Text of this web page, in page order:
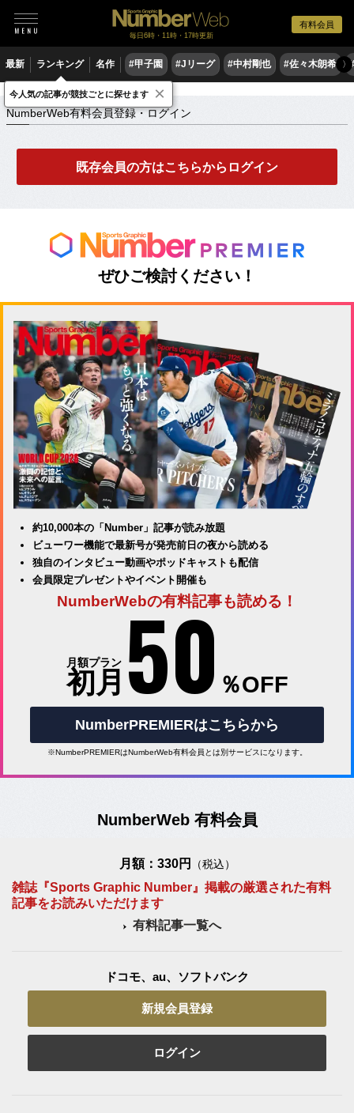
有料会員
毎日6時・11時・17時更新
最新 ランキング 名作 #甲子園 #Jリーグ #中村剛也 #佐々木朗希 〉
NumberWeb有料会員登録・ログイン
NumberWeb有料会員登録・ログイン
既存会員の方はこちらからログイン
ぜひご検討ください！
約10,000本の「Number」記事が読み放題
ビューワー機能で最新号が発売前日の夜から読める
独自のインタビュー動画やポッドキャストも配信
会員限定プレゼントやイベント開催も
NumberWebの有料記事も読める！
月額プラン
初月 50 ％OFF
NumberPREMIERはこちらから
※NumberPREMIERはNumberWeb有料会員とは別サービスになります。
NumberWeb 有料会員
月額：330円 （税込）
雑誌『Sports Graphic Number』掲載の厳選された有料
記事をお読みいただけます
有料記事一覧へ
ドコモ、au、ソフトバンク
新規会員登録
ログイン
今人気の記事が競技ごとに探せます ×